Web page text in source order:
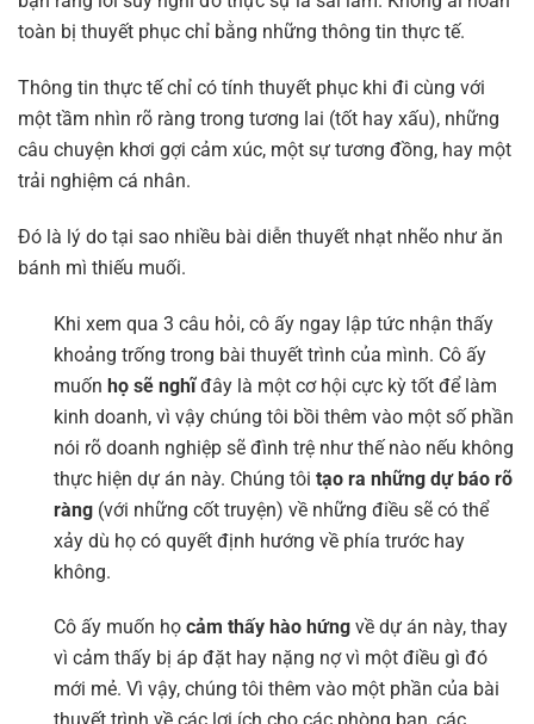
toàn bị thuyết phục chỉ bằng những thông tin thực tế.
Thông tin thực tế chỉ có tính thuyết phục khi đi cùng với
một tầm nhìn rõ ràng trong tương lai (tốt hay xấu), những
câu chuyện khơi gợi cảm xúc, một sự tương đồng, hay một
trải nghiệm cá nhân.
Đó là lý do tại sao nhiều bài diễn thuyết nhạt nhẽo như ăn
bánh mì thiếu muối.
Khi xem qua 3 câu hỏi, cô ấy ngay lập tức nhận thấy
khoảng trống trong bài thuyết trình của mình. Cô ấy
muốn họ sẽ nghĩđây là một cơ hội cực kỳ tốt để làm
kinh doanh, vì vậy chúng tôi bồi thêm vào một số phần
nói rõ doanh nghiệp sẽ đình trệ như thế nào nếu không
thực hiện dự án này. Chúng tôi tạo ra những dự báo rõ
ràng (với những cốt truyện) về những điều sẽ có thể
xảy dù họ có quyết định hướng về phía trước hay
không.
Cô ấy muốn họ cảm thấy hào hứng về dự án này, thay
vì cảm thấy bị áp đặt hay nặng nợ vì một điều gì đó
mới mẻ. Vì vậy, chúng tôi thêm vào một phần của bài